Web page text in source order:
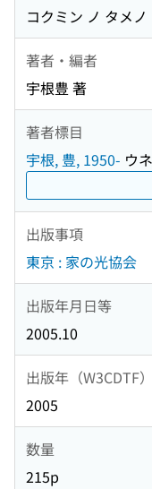
コクミン ノ タメ
著者・編者
宇根豊 著
著者標目
宇根, 豊, 1950- ウ
出版事項
東京 : 家の光協会
出版年月日等
2005.10
出版年（W3CDTF）
2005
数量
215p